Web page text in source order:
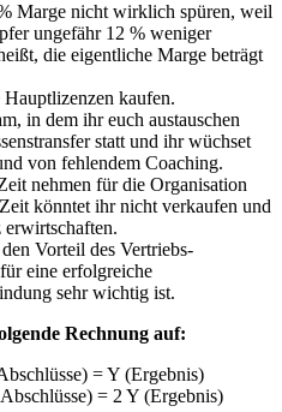
Marge nicht wirklich spüren, weil
ungefähr 12 % weniger
die eigentliche Marge beträgt
kaufen.
in dem ihr euch austauschen
statt und ihr wüchset
von fehlendem Coaching.
nehmen für die Organisation
könntet ihr nicht verkaufen und
erwirtschaften.
Vorteil des Vertriebs-
eine erfolgreiche
sehr wichtig ist.
Rechnung auf:
= Y (Ergebnis)
= 2 Y (Ergebnis)